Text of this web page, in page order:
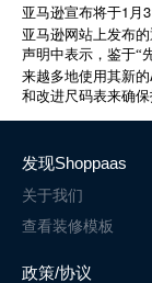
亚马逊宣布将于1 月
亚马逊网站上发布
声明中表示，鉴于“
来越多地使用其新的
和改进尺码表来确
发现Shoppaas
关于我们
查看装修模板
政策/协议